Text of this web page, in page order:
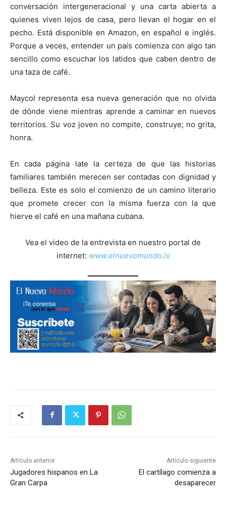
conversación intergeneracional y una carta abierta a
quienes viven lejos de casa, pero llevan el hogar en el
pecho. Está disponible en Amazon, en español e inglés.
Porque a veces, entender un país comienza con algo tan
sencillo como escuchar los latidos que caben dentro de
una taza de café.
Maycol representa esa nueva generación que no olvida
de dónde viene mientras aprende a caminar en nuevos
territorios. Su voz joven no compite, construye; no grita,
honra.
En cada página late la certeza de que las historias
familiares también merecen ser contadas con dignidad y
belleza. Este es solo el comienzo de un camino literario
que promete crecer con la misma fuerza con la que
hierve el café en una mañana cubana.
Vea el video de la entrevista en nuestro portal de
internet: www.elnuevomundo.lv
Artículo anterior
Jugadores hispanos en La
Gran Carpa
Artículo siguiente
El cartílago comienza a
desaparecer